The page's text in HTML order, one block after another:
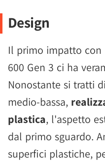
Design
Il primo impatto con
600 Gen 3 ci ha
Nonostante si tratti
medio-bassa,
plastica, l'aspetto
dal primo sguardo.
superfici plastiche,